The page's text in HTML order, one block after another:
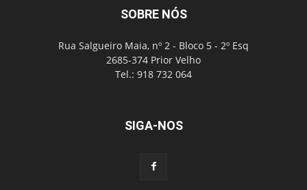
SOBRE NÓS
Rua Salgueiro Maia, nº 2 - Bloco 5 - 2º Esq
2685-374 Prior Velho
Tel.: 918 732 064
SIGA-NOS